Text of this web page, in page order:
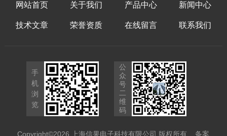
网站首页 关于我们 产品中心 新闻中心
技术文章 荣誉资质 在线留言 联系我们
手
机
浏
览
公
众
号
二
维
码
Copyright©2026 上海信果电子科技有限公司 版权所有备案